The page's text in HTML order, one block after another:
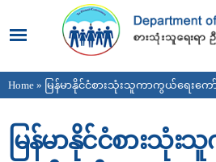
main
content
You are here
Home » မြန်မာနိုင်ငံစားသုံးသူကာကွယ်ရေးကေ
မြန်မာနိုင်ငံစားသုံ